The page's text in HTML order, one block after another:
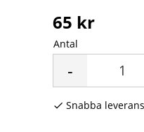
65 kr
Antal
-
Snabba